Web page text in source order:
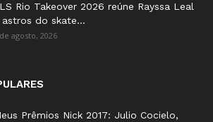
Rio Takeover 2026 reúne Rayssa Leal
astros do skate...
agosto, 2026
Prêmios Nick 2017: Julio Cocielo,